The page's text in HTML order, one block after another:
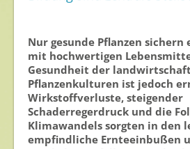
Zum Verband
Ansprechpersonen
Veranstaltungen & Aktionen
Presse
Nur gesunde Pflanzen sichern
mit hochwertigen
Gesundheit der
Pflanzenkulturen ist jedoch
Wirkstoffverluste, steigender
Schaderregerdruck und die
Klimawandels sorgten in den
empfindliche Ernteeinbußen